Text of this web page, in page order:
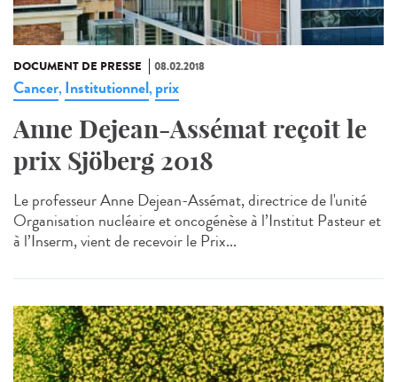
DOCUMENT DE PRESSE 08.02.2018
Cancer, Institutionnel, prix
Anne Dejean-Assémat reçoit le
prix Sjöberg 2018
Le professeur Anne Dejean-Assémat, directrice de l'unité
Organisation nucléaire et oncogénèse à l’Institut Pasteur et
à l’Inserm, vient de recevoir le Prix...